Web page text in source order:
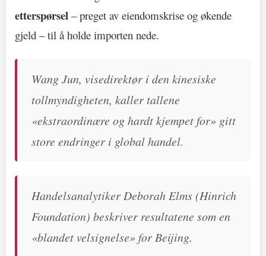
etterspørsel – preget av eiendomskrise og økende
gjeld – til å holde importen nede.
Wang Jun, visedirektør i den kinesiske
tollmyndigheten, kaller tallene
«ekstraordinære og hardt kjempet for» gitt
store endringer i global handel.
Handelsanalytiker Deborah Elms (Hinrich
Foundation) beskriver resultatene som en
«blandet velsignelse» for Beijing.